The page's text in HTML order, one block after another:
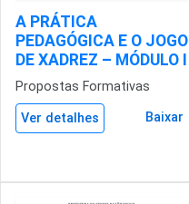
A PRÁTICA
PEDAGÓGICA E O JOGO
DE XADREZ – MÓDULO I
Propostas Formativas
Ver detalhes Baixar